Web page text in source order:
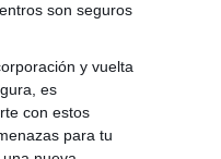
son seguros
y vuelta
es
con estos
para tu